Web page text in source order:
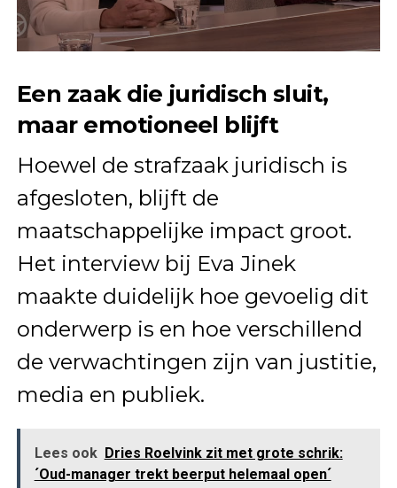
Een zaak die juridisch sluit,
maar emotioneel blijft
Hoewel de strafzaak juridisch is
afgesloten, blijft de
maatschappelijke impact groot.
Het interview bij Eva Jinek
maakte duidelijk hoe gevoelig dit
onderwerp is en hoe verschillend
de verwachtingen zijn van justitie,
media en publiek.
Lees ook Dries Roelvink zit met grote schrik:
´Oud-manager trekt beerput helemaal open´